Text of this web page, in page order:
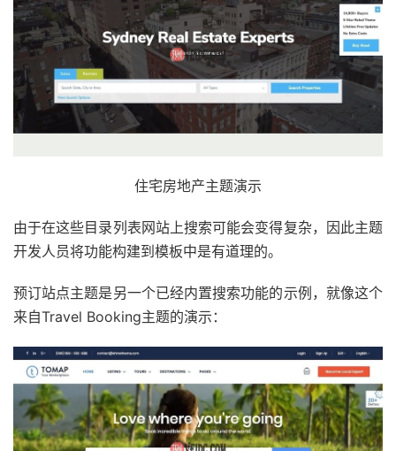
住宅房地产主题演示
由于在这些目录列表网站上搜索可能会变得复杂，因此主题
开发人员将功能构建到模板中是有道理的。
预订站点主题是另一个已经内置搜索功能的示例，就像这个
来自Travel Booking主题的演示：